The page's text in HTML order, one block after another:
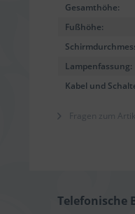
Gesamthöhe:
Fußhöhe:
Lampenfassung:
Kabel und
Fragen zum
Telefonische